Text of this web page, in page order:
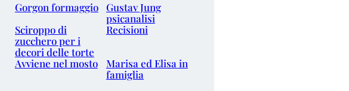
Gorgon formaggio Gustav Jung
psicanalisi
Sciroppo di
zucchero per i
decori delle torte
Recisioni
Avviene nel mosto
Marisa ed Elisa in
famiglia